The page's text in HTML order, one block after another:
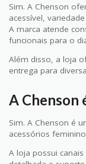
Sim. A Chenson
acessível,
A marca atende
funcionais para o
Além disso, a loja
entrega para
A Chenson
Sim. A Chenson é
acessórios
A loja possui